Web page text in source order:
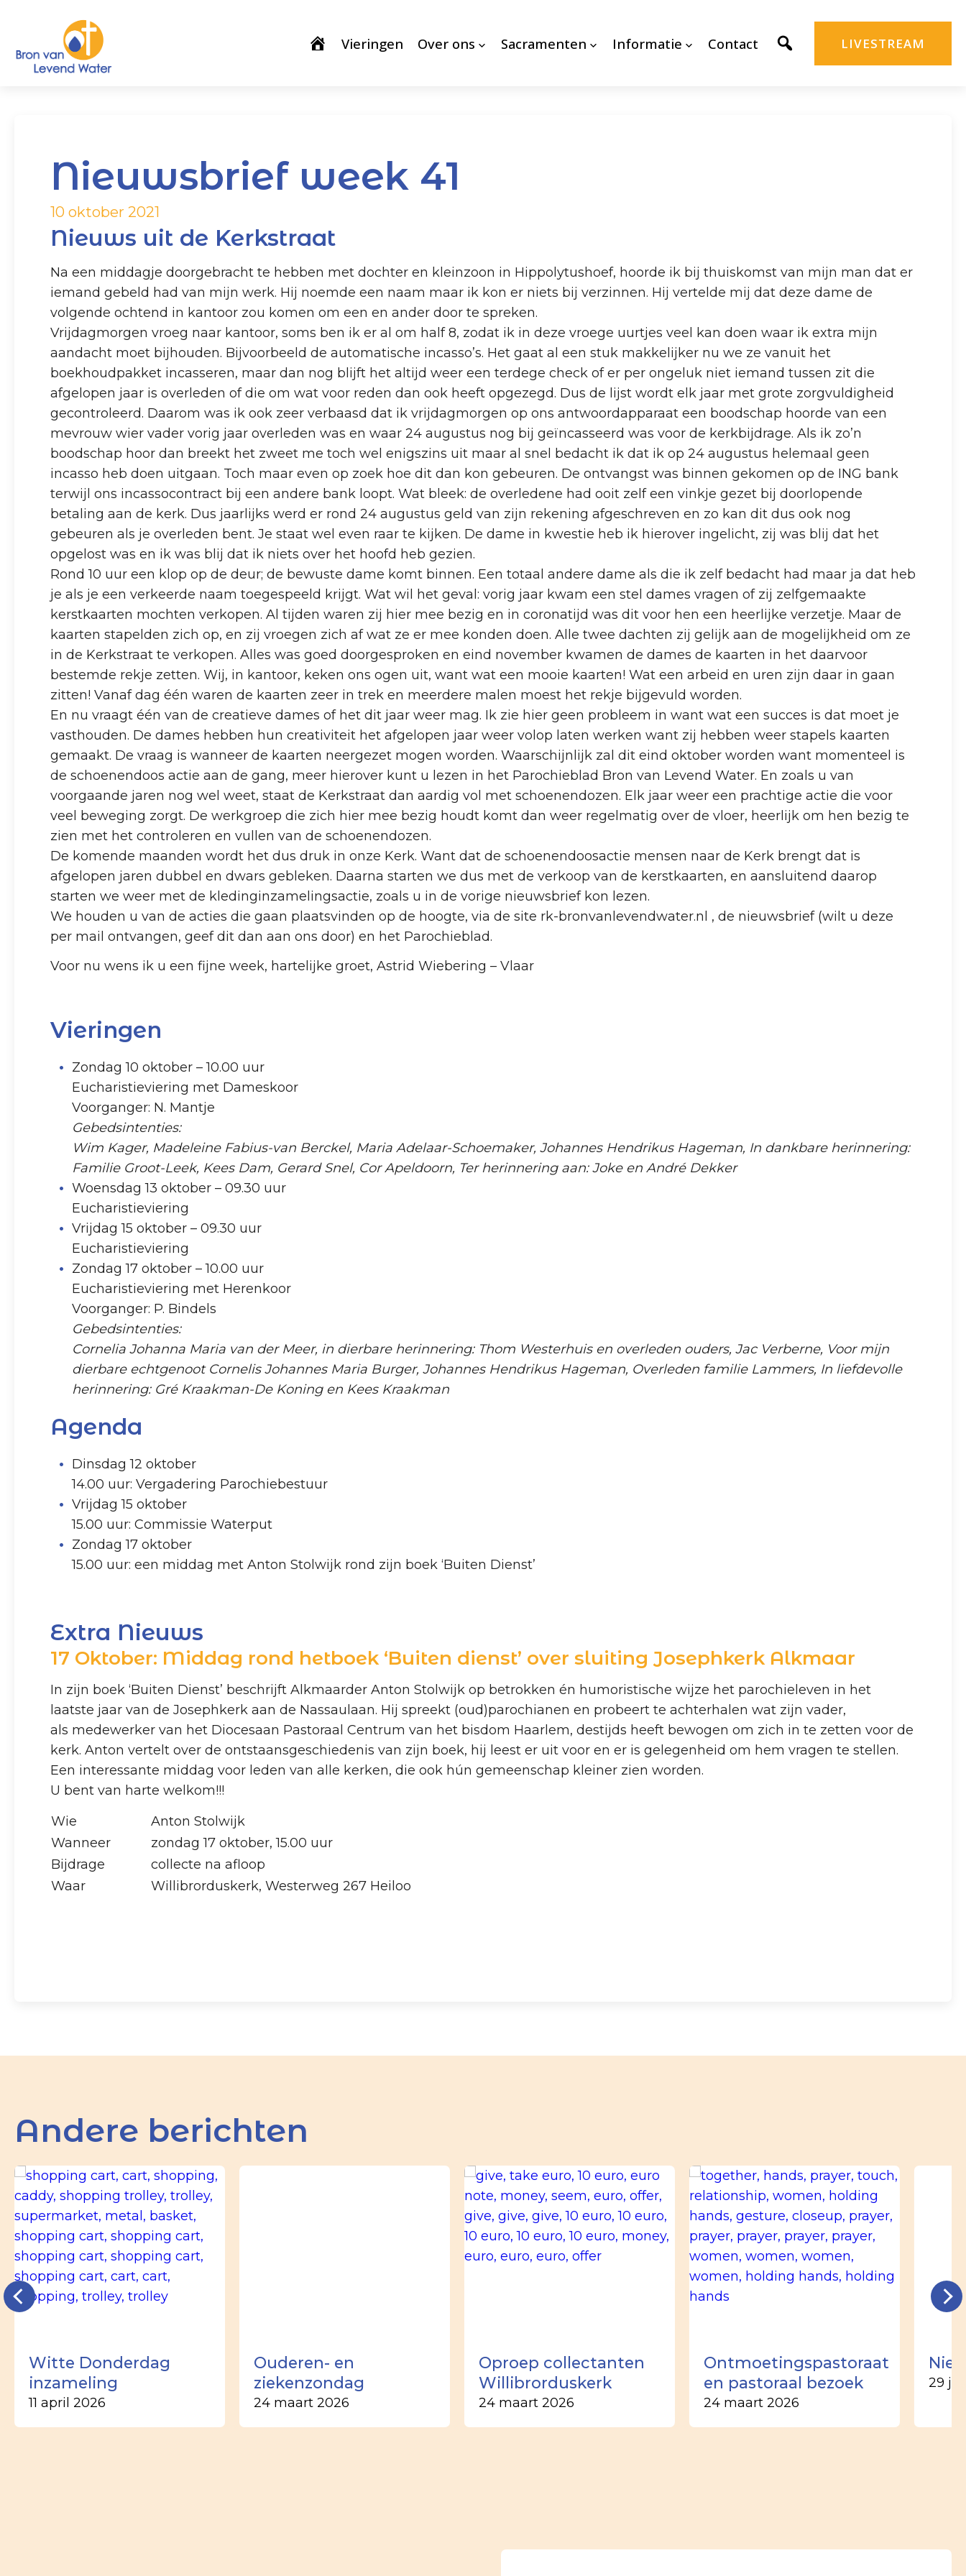
Vieringen Over ons Sacramenten Informatie Contact LIVESTREAM
Nieuwsbrief week 41
10 oktober 2021
Nieuws uit de Kerkstraat
Na een middagje doorgebracht te hebben met dochter en kleinzoon in Hippolytushoef, hoorde ik bij thuiskomst van mijn man dat er
iemand gebeld had van mijn werk. Hij noemde een naam maar ik kon er niets bij verzinnen. Hij vertelde mij dat deze dame de
volgende ochtend in kantoor zou komen om een en ander door te spreken.
Vrijdagmorgen vroeg naar kantoor, soms ben ik er al om half 8, zodat ik in deze vroege uurtjes veel kan doen waar ik extra mijn
aandacht moet bijhouden. Bijvoorbeeld de automatische incasso’s. Het gaat al een stuk makkelijker nu we ze vanuit het
boekhoudpakket incasseren, maar dan nog blijft het altijd weer een terdege check of er per ongeluk niet iemand tussen zit die
afgelopen jaar is overleden of die om wat voor reden dan ook heeft opgezegd. Dus de lijst wordt elk jaar met grote zorgvuldigheid
gecontroleerd. Daarom was ik ook zeer verbaasd dat ik vrijdagmorgen op ons antwoordapparaat een boodschap hoorde van een
mevrouw wier vader vorig jaar overleden was en waar 24 augustus nog bij geïncasseerd was voor de kerkbijdrage. Als ik zo’n
boodschap hoor dan breekt het zweet me toch wel enigszins uit maar al snel bedacht ik dat ik op 24 augustus helemaal geen
incasso heb doen uitgaan. Toch maar even op zoek hoe dit dan kon gebeuren. De ontvangst was binnen gekomen op de ING bank
terwijl ons incassocontract bij een andere bank loopt. Wat bleek: de overledene had ooit zelf een vinkje gezet bij doorlopende
betaling aan de kerk. Dus jaarlijks werd er rond 24 augustus geld van zijn rekening afgeschreven en zo kan dit dus ook nog
gebeuren als je overleden bent. Je staat wel even raar te kijken. De dame in kwestie heb ik hierover ingelicht, zij was blij dat het
opgelost was en ik was blij dat ik niets over het hoofd heb gezien.
Rond 10 uur een klop op de deur; de bewuste dame komt binnen. Een totaal andere dame als die ik zelf bedacht had maar ja dat heb
je als je een verkeerde naam toegespeeld krijgt. Wat wil het geval: vorig jaar kwam een stel dames vragen of zij zelfgemaakte
kerstkaarten mochten verkopen. Al tijden waren zij hier mee bezig en in coronatijd was dit voor hen een heerlijke verzetje. Maar de
kaarten stapelden zich op, en zij vroegen zich af wat ze er mee konden doen. Alle twee dachten zij gelijk aan de mogelijkheid om ze
in de Kerkstraat te verkopen. Alles was goed doorgesproken en eind november kwamen de dames de kaarten in het daarvoor
bestemde rekje zetten. Wij, in kantoor, keken ons ogen uit, want wat een mooie kaarten! Wat een arbeid en uren zijn daar in gaan
zitten! Vanaf dag één waren de kaarten zeer in trek en meerdere malen moest het rekje bijgevuld worden.
En nu vraagt één van de creatieve dames of het dit jaar weer mag. Ik zie hier geen probleem in want wat een succes is dat moet je
vasthouden. De dames hebben hun creativiteit het afgelopen jaar weer volop laten werken want zij hebben weer stapels kaarten
gemaakt. De vraag is wanneer de kaarten neergezet mogen worden. Waarschijnlijk zal dit eind oktober worden want momenteel is
de schoenendoos actie aan de gang, meer hierover kunt u lezen in het Parochieblad Bron van Levend Water. En zoals u van
voorgaande jaren nog wel weet, staat de Kerkstraat dan aardig vol met schoenendozen. Elk jaar weer een prachtige actie die voor
veel beweging zorgt. De werkgroep die zich hier mee bezig houdt komt dan weer regelmatig over de vloer, heerlijk om hen bezig te
zien met het controleren en vullen van de schoenendozen.
De komende maanden wordt het dus druk in onze Kerk. Want dat de schoenendoosactie mensen naar de Kerk brengt dat is
afgelopen jaren dubbel en dwars gebleken. Daarna starten we dus met de verkoop van de kerstkaarten, en aansluitend daarop
starten we weer met de kledinginzamelingsactie, zoals u in de vorige nieuwsbrief kon lezen.
We houden u van de acties die gaan plaatsvinden op de hoogte, via de site rk-bronvanlevendwater.nl , de nieuwsbrief (wilt u deze
per mail ontvangen, geef dit dan aan ons door) en het Parochieblad.
Voor nu wens ik u een fijne week, hartelijke groet, Astrid Wiebering – Vlaar
Vieringen
Zondag 10 oktober – 10.00 uur
Eucharistieviering met Dameskoor
Voorganger: N. Mantje
Gebedsintenties:
Wim Kager, Madeleine Fabius-van Berckel, Maria Adelaar-Schoemaker, Johannes Hendrikus Hageman, In dankbare herinnering:
Familie Groot-Leek, Kees Dam, Gerard Snel, Cor Apeldoorn, Ter herinnering aan: Joke en André Dekker
Woensdag 13 oktober – 09.30 uur
Eucharistieviering
Vrijdag 15 oktober – 09.30 uur
Eucharistieviering
Zondag 17 oktober – 10.00 uur
Eucharistieviering met Herenkoor
Voorganger: P. Bindels
Gebedsintenties:
Cornelia Johanna Maria van der Meer, in dierbare herinnering: Thom Westerhuis en overleden ouders, Jac Verberne, Voor mijn
dierbare echtgenoot Cornelis Johannes Maria Burger, Johannes Hendrikus Hageman, Overleden familie Lammers, In liefdevolle
herinnering: Gré Kraakman-De Koning en Kees Kraakman
Agenda
Dinsdag 12 oktober
14.00 uur: Vergadering Parochiebestuur
Vrijdag 15 oktober
15.00 uur: Commissie Waterput
Zondag 17 oktober
15.00 uur: een middag met Anton Stolwijk rond zijn boek ‘Buiten Dienst’
Extra Nieuws
17 Oktober: Middag rond hetboek ‘Buiten dienst’ over sluiting Josephkerk Alkmaar
In zijn boek ‘Buiten Dienst’ beschrijft Alkmaarder Anton Stolwijk op betrokken én humoristische wijze het parochieleven in het
laatste jaar van de Josephkerk aan de Nassaulaan. Hij spreekt (oud)parochianen en probeert te achterhalen wat zijn vader,
als medewerker van het Diocesaan Pastoraal Centrum van het bisdom Haarlem, destijds heeft bewogen om zich in te zetten voor de
kerk. Anton vertelt over de ontstaansgeschiedenis van zijn boek, hij leest er uit voor en er is gelegenheid om hem vragen te stellen.
Een interessante middag voor leden van alle kerken, die ook hún gemeenschap kleiner zien worden.
U bent van harte welkom!!!
Wie
Anton Stolwijk
Wanneer
zondag 17 oktober, 15.00 uur
Bijdrage
collecte na afloop
Waar
Willibrorduskerk, Westerweg 267 Heiloo
Andere berichten
Witte Donderdag
inzameling
11 april 2026
Ouderen- en
ziekenzondag
24 maart 2026
Oproep collectanten
Willibrorduskerk
24 maart 2026
Ontmoetingspastoraat
en pastoraal bezoek
24 maart 2026
29